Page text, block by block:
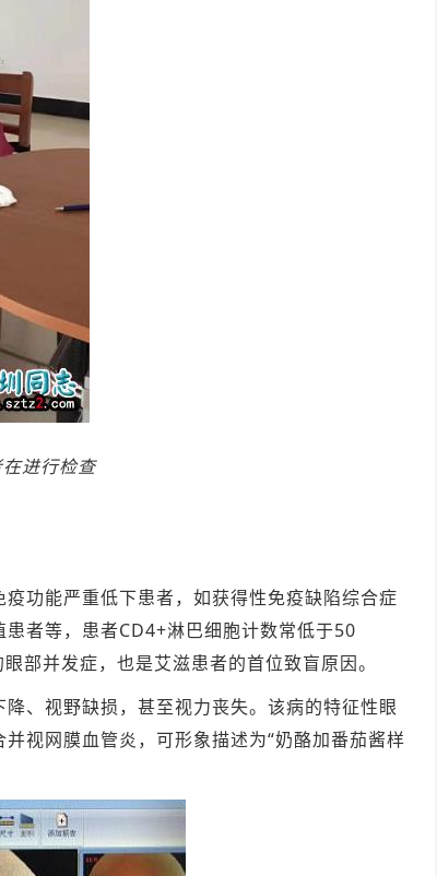
进行检查
功能严重低下患者，如获得性免疫缺陷综合症
者等，患者CD4+淋巴细胞计数常低于50
部并发症，也是艾滋患者的首位致盲原因。
视野缺损，甚至视力丧失。该病的特征性眼
视网膜血管炎，可形象描述为“奶酪加番茄酱样